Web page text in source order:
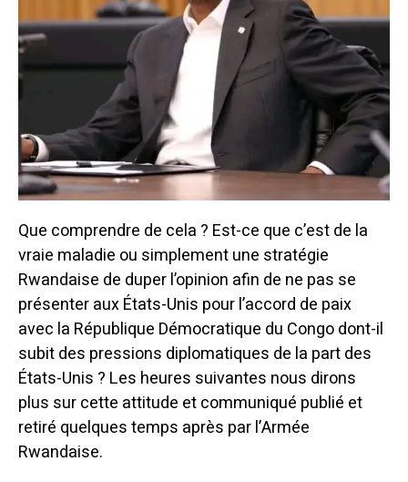
Que comprendre de cela ? Est-ce que c’est de la
vraie maladie ou simplement une stratégie
Rwandaise de duper l’opinion afin de ne pas se
présenter aux États-Unis pour l’accord de paix
avec la République Démocratique du Congo dont-il
subit des pressions diplomatiques de la part des
États-Unis ? Les heures suivantes nous dirons
plus sur cette attitude et communiqué publié et
retiré quelques temps après par l’Armée
Rwandaise.